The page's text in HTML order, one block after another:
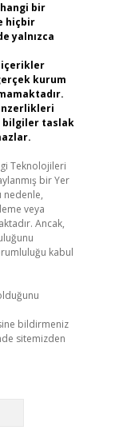
bir
hiçbir
yalnızca
içerikler
kurum
bilgiler taslak
Teknolojileri
bir Yer
nedenle,
veya
Ancak,
kabul
bildirmeniz
sitemizden